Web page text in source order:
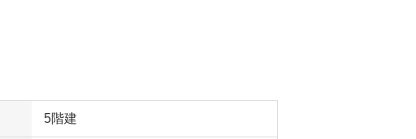
5階建